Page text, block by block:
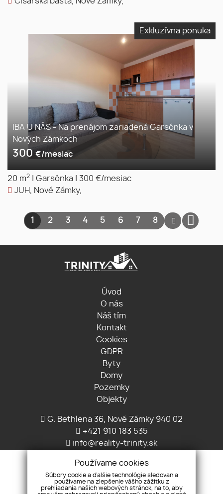
Exkluzívna ponuka
IBA U NÁS - Na prenájom zariadená Garsónka v
Nových Zámkoch
300 €/mesiac
20 m2 Garsónka
300 €/mesiac
JUH, Nové Zámky,
1 2 3 4 5 6 7 8
Úvod
O nás
Náš tím
Kontakt
Cookies
GDPR
Byty
Domy
Pozemky
Objekty
G. Bethlena 36, Nové Zámky 940 02
+421 910 183 535
info@reality-trinity.sk
Používame cookies
Súbory cookie a ďalšie technológie sledovania
používame na zlepšenie vášho zážitku z
prehliadania našich webových stránok, na to, aby